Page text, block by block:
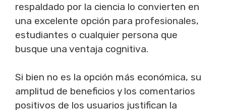
respaldado por la ciencia lo convierten en
una excelente opción para profesionales,
estudiantes o cualquier persona que
busque una ventaja cognitiva.
Si bien no es la opción más económica, su
amplitud de beneficios y los comentarios
positivos de los usuarios justifican la